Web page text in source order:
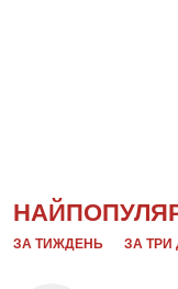
ЗА ТИЖДЕНЬ ЗА ТРИ